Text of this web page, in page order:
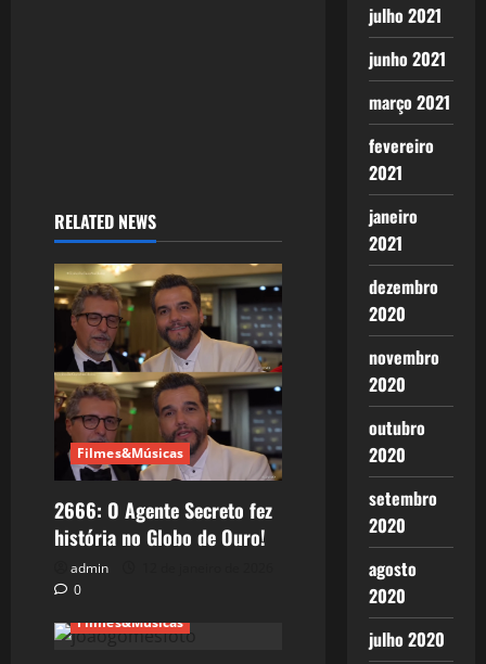
RELATED NEWS
Filmes&Músicas
2666: O Agente Secreto fez
história no Globo de Ouro!
admin
0
Filmes&Músicas
julho 2021
junho 2021
março 2021
fevereiro
2021
janeiro
2021
dezembro
2020
novembro
2020
outubro
2020
setembro
2020
agosto
2020
julho 2020